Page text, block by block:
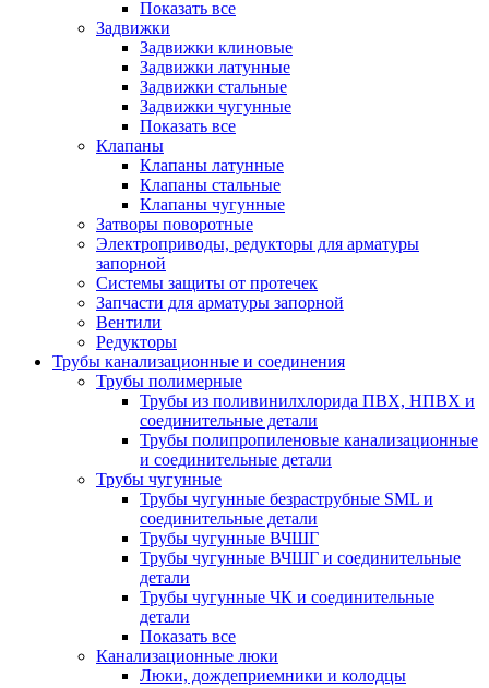
Показать все
Задвижки
Задвижки клиновые
Задвижки латунные
Задвижки стальные
Задвижки чугунные
Показать все
Клапаны
Клапаны латунные
Клапаны стальные
Клапаны чугунные
Затворы поворотные
Электроприводы, редукторы для арматуры
запорной
Системы защиты от протечек
Запчасти для арматуры запорной
Вентили
Редукторы
Трубы канализационные и соединения
Трубы полимерные
Трубы из поливинилхлорида ПВХ, НПВХ и
соединительные детали
Трубы полипропиленовые канализационные
и соединительные детали
Трубы чугунные
Трубы чугунные безраструбные SML и
соединительные детали
Трубы чугунные ВЧШГ
Трубы чугунные ВЧШГ и соединительные
детали
Трубы чугунные ЧК и соединительные
детали
Показать все
Канализационные люки
Люки, дождеприемники и колодцы